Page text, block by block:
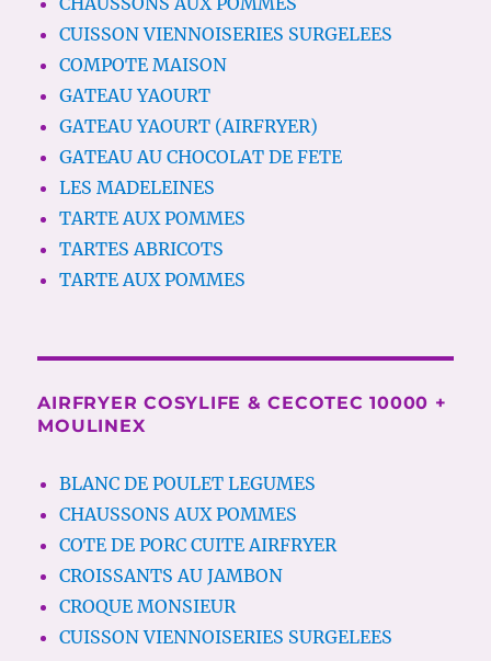
CUISSON VIENNOISERIES SURGELEES
COMPOTE MAISON
GATEAU YAOURT
GATEAU YAOURT (AIRFRYER)
GATEAU AU CHOCOLAT DE FETE
LES MADELEINES
TARTE AUX POMMES
TARTES ABRICOTS
TARTE AUX POMMES
AIRFRYER COSYLIFE & CECOTEC 10000 +
MOULINEX
BLANC DE POULET LEGUMES
CHAUSSONS AUX POMMES
COTE DE PORC CUITE AIRFRYER
CROISSANTS AU JAMBON
CROQUE MONSIEUR
CUISSON VIENNOISERIES SURGELEES